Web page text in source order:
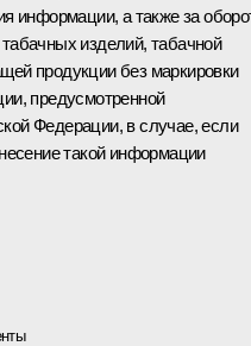
информации, а также за
изделий, табачной
продукции без маркировки
предусмотренной
Федерации, в случае, если
такой информации